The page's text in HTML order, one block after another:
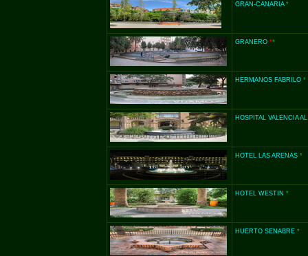
GRAN-CANARIA *
GRANERO **
HERMANOS FABRILO *
HOSPITAL VALENCIA
HOTEL LAS ARENAS *
HOTEL WESTIN *
HUERTO SENABRE *